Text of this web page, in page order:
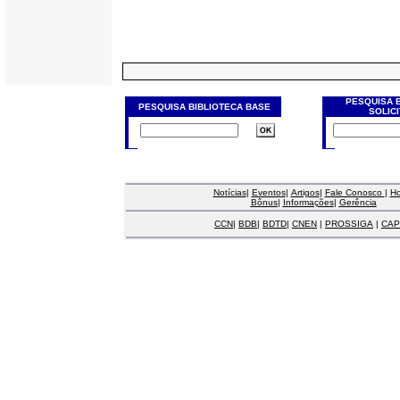
PESQUISA BIBLIOTECA BASE
PESQUISA
Notícias| Eventos| Artigos| Fale Conosco |
Bônus| Informações| Gerência
CCN| BDB| BDTD| CNEN | PROSSIGA |